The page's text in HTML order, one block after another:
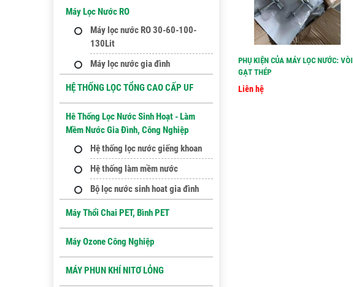
PHỤ KIỆN CỦA MÁY LỌC NƯỚC: VÒI
GẠT THÉP
Liên hệ
Máy Lọc Nước RO
Máy lọc nước RO 30-60-100-
130Lit
Máy lọc nước gia đình
HỆ THỐNG LỌC TỔNG CAO CẤP UF
Hê Thống Lọc Nước Sinh Hoạt - Làm
Mềm Nước Gia Đình, Công Nghiệp
Hệ thống lọc nước giếng khoan
Hệ thống làm mềm nước
Bộ lọc nước sinh hoat gia đình
Máy Thổi Chai PET, Bình PET
Máy Ozone Công Nghiệp
MÁY PHUN KHÍ NITƠ LỎNG